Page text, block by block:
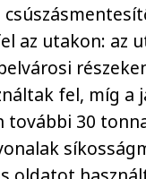
az utakon: az
fel, míg a
további 30